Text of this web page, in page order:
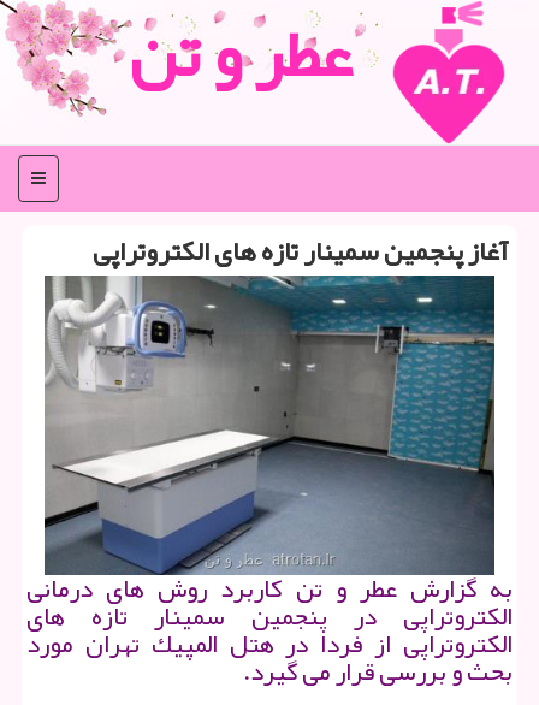
عطر و تن
منو
آغاز پنجمین سمینار تازه های الكتروتراپی
به گزارش عطر و تن كاربرد روش های درمانی
الكتروتراپی در پنجمین سمینار تازه های
الكتروتراپی از فردا در هتل المپیك تهران مورد
بحث و بررسی قرار می گیرد.